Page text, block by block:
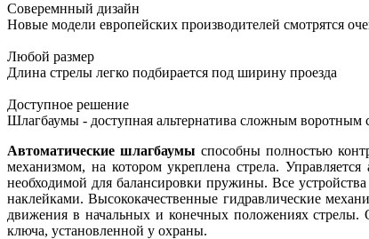
Соверемнный дизайн
Новые модели европейских производителей смотрятся
Любой размер
Длина стрелы легко подбирается под ширину проезда
Доступное решение
Шлагбаумы - доступная альтернатива сложным воротным
Автоматические шлагбаумы способны полностью
механизмом, на котором укреплена стрела.
необходимой для балансировки пружины. Все
наклейками. Высококачественные гидравлические
движения в начальных и конечных положениях стрелы.
ключа, установленной у охраны.